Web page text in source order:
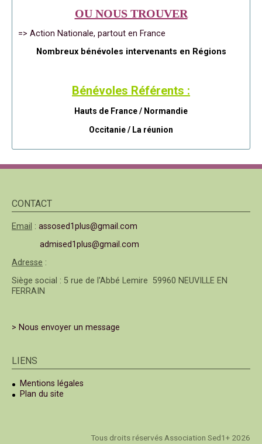
OU NOUS TROUVER
=> Action Nationale, partout en France
Nombreux bénévoles intervenants en Régions
Bénévoles Référents :
Hauts de France / Normandie
Occitanie / La réunion
CONTACT
Email : assosed1plus@gmail.com
admised1plus@gmail.com
Adresse :
Siège social : 5 rue de l'Abbé Lemire 59960 NEUVILLE EN
FERRAIN
> Nous envoyer un message
LIENS
Mentions légales
Plan du site
Tous droits réservés Association Sed1+ 2026